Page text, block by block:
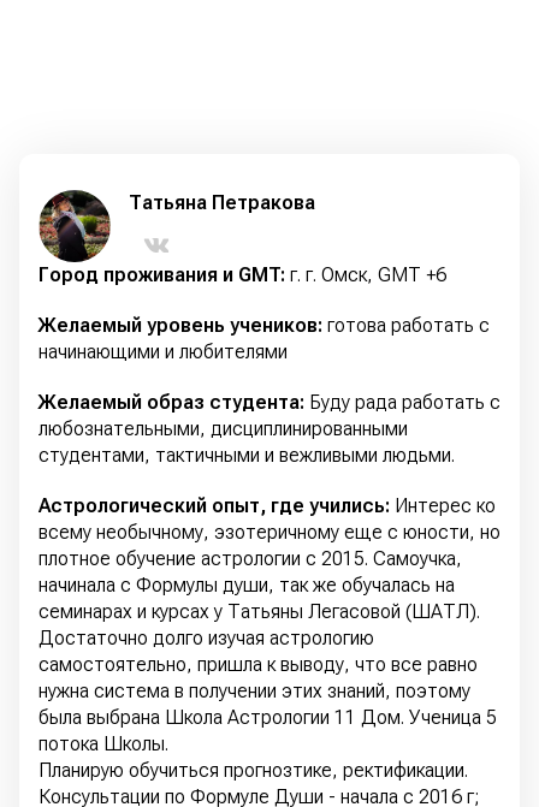
Татьяна Петракова
Город проживания и GMT: г. г. Омск, GMT +6
Желаемый уровень учеников: готова работать с
начинающими и любителями
Желаемый образ студента: Буду рада работать с
любознательными, дисциплинированными
студентами, тактичными и вежливыми людьми.
Астрологический опыт, где учились: Интерес ко
всему необычному, эзотеричному еще с юности, но
плотное обучение астрологии с 2015. Самоучка,
начинала с Формулы души, так же обучалась на
семинарах и курсах у Татьяны Легасовой (ШАТЛ).
Достаточно долго изучая астрологию
самостоятельно, пришла к выводу, что все равно
нужна система в получении этих знаний, поэтому
была выбрана Школа Астрологии 11 Дом. Ученица 5
потока Школы.
Планирую обучиться прогнозтике, ректификации.
Консультации по Формуле Души - начала с 2016 г;